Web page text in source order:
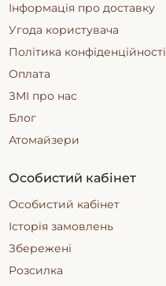
Інформація про доставку
Угода користувача
Політика конфіденційності
Оплата
ЗМІ про нас
Блог
Атомайзери
Особистий кабінет
Особистий кабінет
Історія замовлень
Збережені
Розсилка